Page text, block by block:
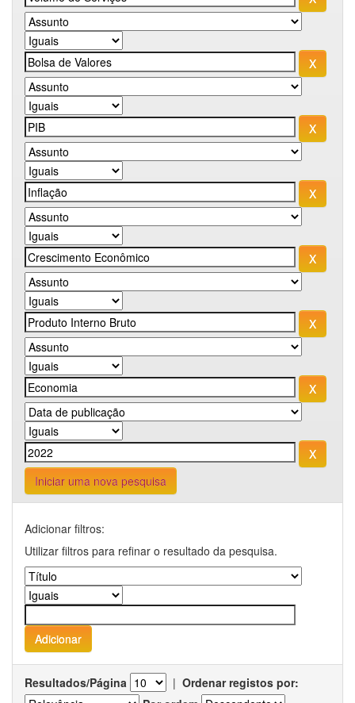
Iniciar uma nova pesquisa
Adicionar filtros:
Utilizar filtros para refinar o resultado da pesquisa.
Resultados/Página | Ordenar registos por: